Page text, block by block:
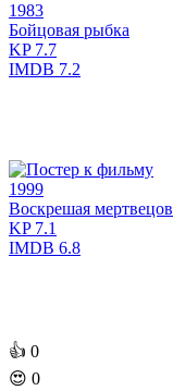
1983
Бойцовая рыбка
KP7.7
IMDB 7.2
1999
Воскрешая мертвецов
KP7.1
IMDB 6.8
👍 0
😍 0